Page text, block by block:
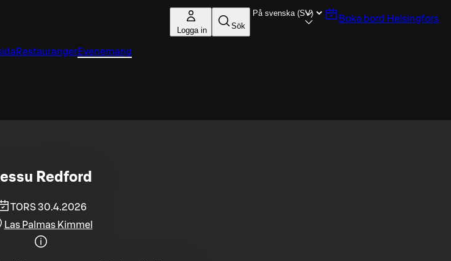
Logga in Sök
Boka bord Helsingfors
RestaurangerEvenemang
Redford
TORS 30.4.2026
Las Palmas Kimmel